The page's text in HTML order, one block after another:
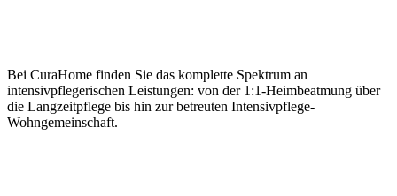
Bei CuraHome finden Sie das komplette Spektrum an
intensivpflegerischen Leistungen: von der 1:1-Heimbeatmung über
die Langzeitpflege bis hin zur betreuten Intensivpflege-
Wohngemeinschaft.